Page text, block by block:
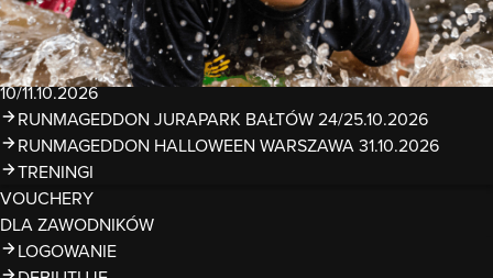
RUNMAGEDDON WROCŁAW KOPALNIA ROLANTOWICE
26/27.09.2026
RUNMAGEDDON WARSZAWA TWIERDZA MODLIN
10/11.10.2026
RUNMAGEDDON JURAPARK BAŁTÓW 24/25.10.2026
RUNMAGEDDON HALLOWEEN WARSZAWA 31.10.2026
TRENINGI
VOUCHERY
DLA ZAWODNIKÓW
LOGOWANIE